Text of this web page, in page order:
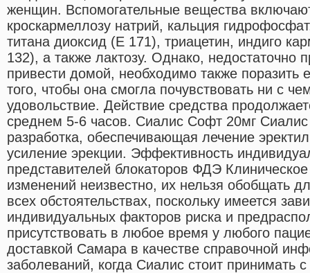
женщин. Вспомогательные вещества
кроскармеллозу натрий, кальция
титана диоксид (E 171), триацетин, индиго
132), а также лактозу. Однако, недостаточно
привести домой, необходимо также поразить
того, чтобы она смогла почувствовать ни с
удовольствие. Действие средства
среднем 5-6 часов. Сиалис Софт 20мг
разработка, обеспечивающая лечение
усиление эрекции. Эффективность
представителей блокаторов ФДЭ
изменений неизвестно, их нельзя обобщать
всех обстоятельствах, поскольку имеется
индивидуальных факторов риска и
присутствовать в любое время у любого
доставкой Самара в качестве справочной
заболеваний, когда Сиалис стоит принимать